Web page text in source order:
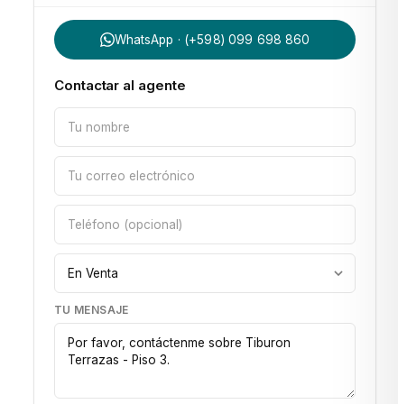
WhatsApp · (+598) 099 698 860
Contactar al agente
TU MENSAJE